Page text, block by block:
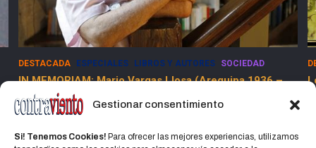
Gestionar consentimiento
Si! Tenemos Cookies! Para ofrecer las mejores experiencias, utilizamos
DESTACADA ESPECIALES LIBROS Y AUTORES SOCIEDAD
IN MEMORIAM: Mario Vargas Llosa (Arequipa 1936 –
Lima 2025)
15 abril, 2025